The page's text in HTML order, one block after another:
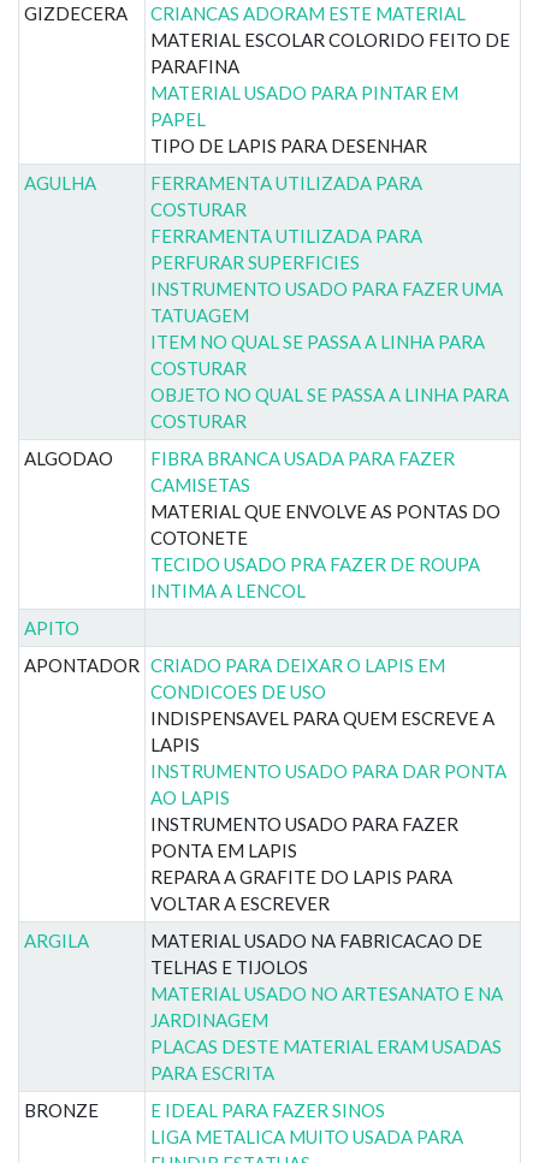
GIZDECERA
CRIANCAS ADORAM ESTE MATERIAL
MATERIAL ESCOLAR COLORIDO FEITO DE
PARAFINA
MATERIAL USADO PARA PINTAR EM
PAPEL
TIPO DE LAPIS PARA DESENHAR
AGULHA
FERRAMENTA UTILIZADA PARA
COSTURAR
FERRAMENTA UTILIZADA PARA
PERFURAR SUPERFICIES
INSTRUMENTO USADO PARA FAZER UMA
TATUAGEM
ITEM NO QUAL SE PASSA A LINHA PARA
COSTURAR
OBJETO NO QUAL SE PASSA A LINHA PARA
COSTURAR
ALGODAO
FIBRA BRANCA USADA PARA FAZER
CAMISETAS
MATERIAL QUE ENVOLVE AS PONTAS DO
COTONETE
TECIDO USADO PRA FAZER DE ROUPA
INTIMA A LENCOL
APITO
APONTADOR CRIADO PARA DEIXAR O LAPIS EM
CONDICOES DE USO
INDISPENSAVEL PARA QUEM ESCREVE A
LAPIS
INSTRUMENTO USADO PARA DAR PONTA
AO LAPIS
INSTRUMENTO USADO PARA FAZER
PONTA EM LAPIS
REPARA A GRAFITE DO LAPIS PARA
VOLTAR A ESCREVER
ARGILA
MATERIAL USADO NA FABRICACAO DE
TELHAS E TIJOLOS
MATERIAL USADO NO ARTESANATO E NA
JARDINAGEM
PLACAS DESTE MATERIAL ERAM USADAS
PARA ESCRITA
BRONZE
E IDEAL PARA FAZER SINOS
LIGA METALICA MUITO USADA PARA